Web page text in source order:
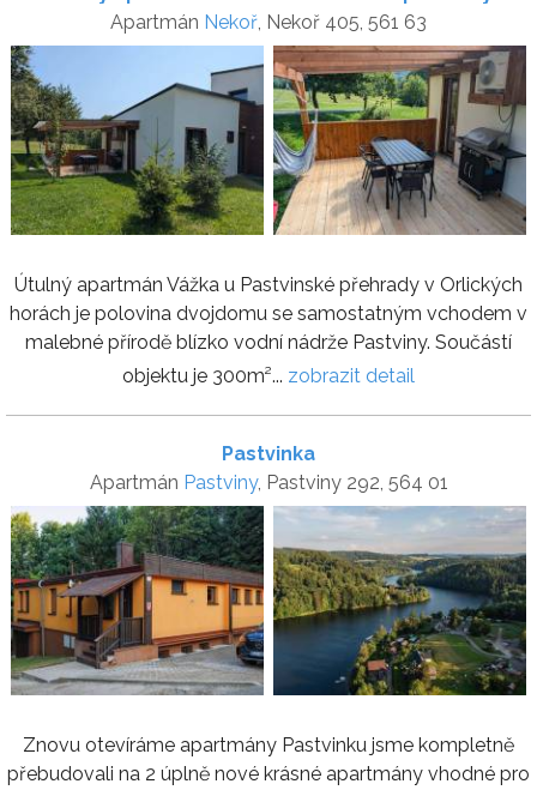
Apartmán Nekoř , Nekoř 405, 561 63
Útulný apartmán Vážka u Pastvinské přehrady v Orlických
horách je polovina dvojdomu se samostatným vchodem v
malebné přírodě blízko vodní nádrže Pastviny. Součástí
objektu je 300m²... zobrazit detail
Pastvinka
Apartmán Pastviny, Pastviny 292, 564 01
Znovu otevíráme apartmány Pastvinku jsme kompletně
přebudovali na 2 úplně nové krásné apartmány vhodné pro